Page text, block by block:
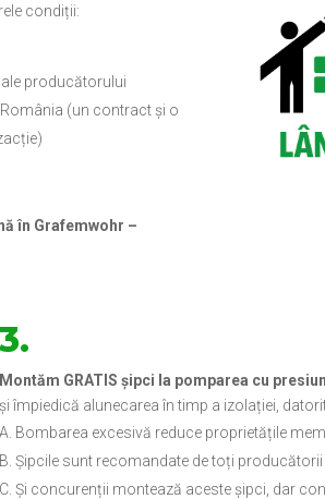
condiții:
producătorului
(un contract și o
în Grafemwohr –
3.
Montăm GRATIS șipci la pomparea cu
și împiedică alunecarea în timp a izolației,
Bombarea excesivă reduce proprietățile
Șipcile sunt recomandate de toți
Și concurenții montează aceste șipci, dar